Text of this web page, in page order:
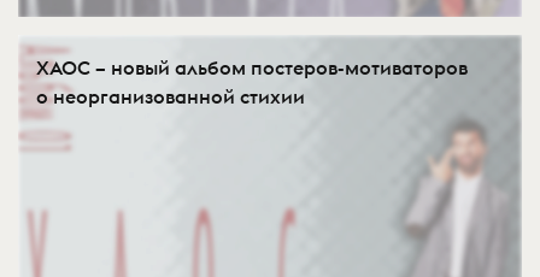
ХАОС – новый альбом постеров-мотиваторов
о неорганизованной стихии